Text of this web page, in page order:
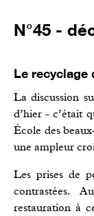
N°45 -
Le recyclage
La discussion
d’hier - c’était
École des
une ampleur
Les prises de
contrastées.
restauration à